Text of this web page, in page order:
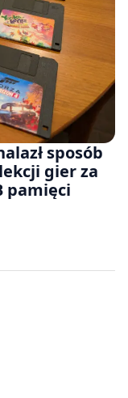
sposób
gier za
pamięci